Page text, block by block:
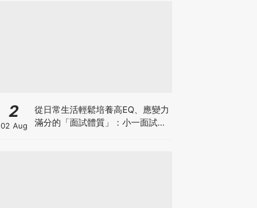
2
02 Aug
從日常生活輕鬆培養高EQ、應變力
滿分的「面試體質」：小一面試最